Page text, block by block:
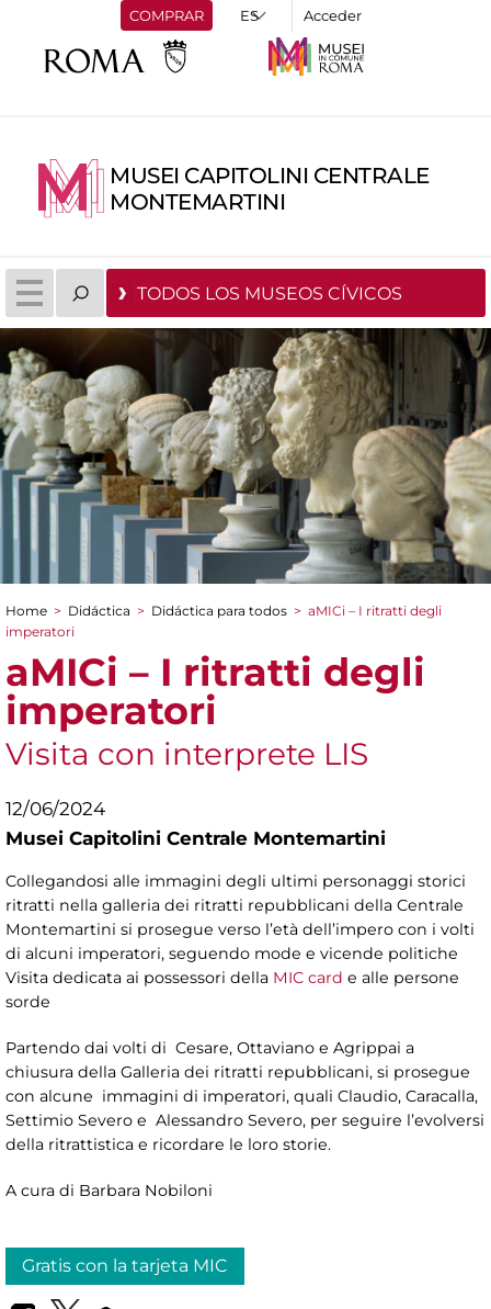
COMPRAR Acceder
MUSEI CAPITOLINI CENTRALE
MONTEMARTINI
TODOS LOS MUSEOS CÍVICOS
You are here
Home > Didáctica > Didáctica para todos > aMICi – I ritratti degli
imperatori
aMICi – I ritratti degli
imperatori
Visita con interprete LIS
12/06/2024
Musei Capitolini Centrale Montemartini
Collegandosi alle immagini degli ultimi personaggi storici
ritratti nella galleria dei ritratti repubblicani della Centrale
Montemartini si prosegue verso l’età dell’impero con i volti
di alcuni imperatori, seguendo mode e vicende politiche
Visita dedicata ai possessori della MIC card e alle persone
sorde
Partendo dai volti di Cesare, Ottaviano e Agrippai a
chiusura della Galleria dei ritratti repubblicani, si prosegue
con alcune immagini di imperatori, quali Claudio, Caracalla,
Settimio Severo e Alessandro Severo, per seguire l’evolversi
della ritrattistica e ricordare le loro storie.
A cura di Barbara Nobiloni
Gratis con la tarjeta MIC